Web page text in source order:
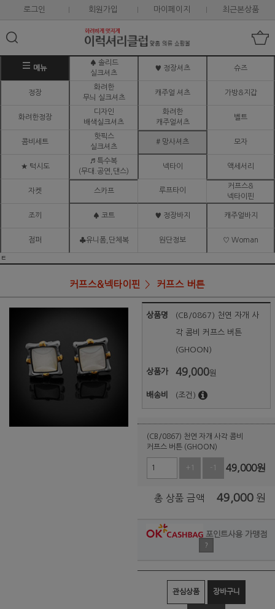
로그인 회원가입 마이페이지 최근본상품
메뉴
♠ 솔리드
실크셔츠
♥ 정장셔츠 슈즈
정장
화려한
무늬 실크셔츠
캐주얼 셔츠 가방&지갑
화려한정장
디자인
배색실크셔츠
화려한
캐주얼셔츠
벨트
콤비세트
핫픽스
실크셔츠
# 망사셔츠 모자
★ 턱시도
♬ 특수복
(무대.공연,댄스)
넥타이 액세서리
자켓 스카프 루프타이
커프스&
넥타이핀
조끼 ♠ 코트 ♥ 정장바지 캐주얼바지
점퍼 ♣유니폼,단체복 원단정보 ♡ Woman
ㅌ
커프스&넥타이핀 커프스 버튼
상품명 (CB/0867) 천연 자개 사
각 콤비 커프스 버튼
(GHOON)
상품가 49,000원
배송비 (조건)
(CB/0867) 천연 자개 사각 콤비
커프스 버튼 (GHOON)
+1 -1 49,000원
총 상품 금액 49,000 원
포인트사용 가맹점
?
관심상품 장바구니